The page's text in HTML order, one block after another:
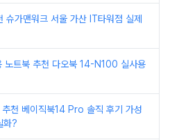
슈가맨워크 서울 가산 IT타워점 실제
노트북 추천 다오북 14-N100 실사용
천 베이직북14 Pro 솔직 후기 가성
화?